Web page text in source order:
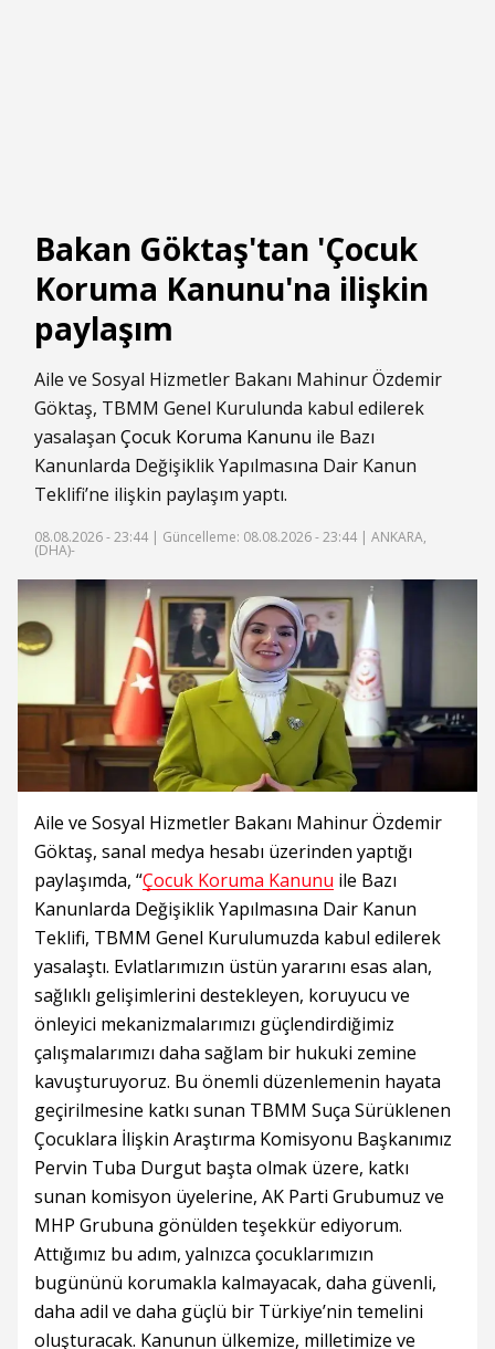
Bakan Göktaş'tan 'Çocuk
Koruma Kanunu'na ilişkin
paylaşım
Aile ve Sosyal Hizmetler Bakanı Mahinur Özdemir
Göktaş, TBMM Genel Kurulunda kabul edilerek
yasalaşan Çocuk Koruma Kanunu ile Bazı
Kanunlarda Değişiklik Yapılmasına Dair Kanun
Teklifi’ne ilişkin paylaşım yaptı.
08.08.2026 - 23:44 | Güncelleme: 08.08.2026 - 23:44 | ANKARA,
(DHA)-
Aile ve Sosyal Hizmetler Bakanı Mahinur Özdemir
Göktaş, sanal medya hesabı üzerinden yaptığı
paylaşımda, “Çocuk Koruma Kanunu ile Bazı
Kanunlarda Değişiklik Yapılmasına Dair Kanun
Teklifi, TBMM Genel Kurulumuzda kabul edilerek
yasalaştı. Evlatlarımızın üstün yararını esas alan,
sağlıklı gelişimlerini destekleyen, koruyucu ve
önleyici mekanizmalarımızı güçlendirdiğimiz
çalışmalarımızı daha sağlam bir hukuki zemine
kavuşturuyoruz. Bu önemli düzenlemenin hayata
geçirilmesine katkı sunan TBMM Suça Sürüklenen
Çocuklara İlişkin Araştırma Komisyonu Başkanımız
Pervin Tuba Durgut başta olmak üzere, katkı
sunan komisyon üyelerine, AK Parti Grubumuz ve
MHP Grubuna gönülden teşekkür ediyorum.
Attığımız bu adım, yalnızca çocuklarımızın
bugününü korumakla kalmayacak, daha güvenli,
daha adil ve daha güçlü bir Türkiye’nin temelini
oluşturacak. Kanunun ülkemize, milletimize ve